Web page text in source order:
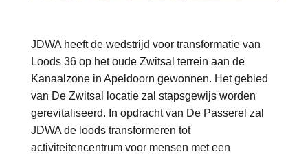
JDWA heeft de wedstrijd voor transformatie van
Loods 36 op het oude Zwitsal terrein aan de
Kanaalzone in Apeldoorn gewonnen. Het gebied
van De Zwitsal locatie zal stapsgewijs worden
gerevitaliseerd. In opdracht van De Passerel zal
JDWA de loods transformeren tot
activiteitencentrum voor mensen met een